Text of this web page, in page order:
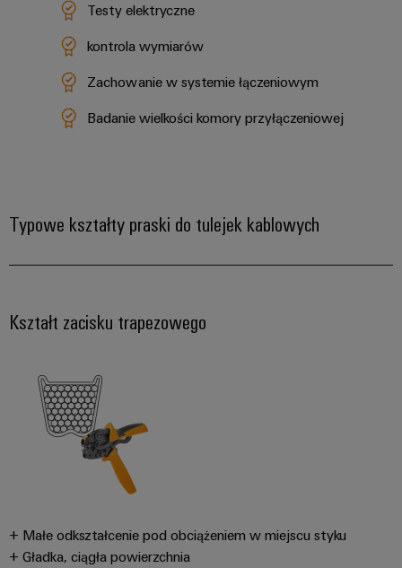
Testy elektryczne
kontrola wymiarów
Zachowanie w systemie łączeniowym
Badanie wielkości komory przyłączeniowej
Typowe kształty praski do tulejek kablowych
Kształt zacisku trapezowego
+ Małe odkształcenie pod obciążeniem w miejscu styku
+ Gładka, ciągła powierzchnia